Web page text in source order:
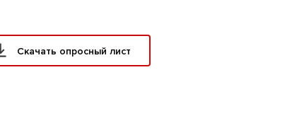
Скачать опросный лист